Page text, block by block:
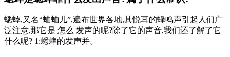
蟋蟀,又名“蛐蛐儿”,遍布世界各地,其悦耳的蜂鸣声引起人们广
泛注意,那它是 怎么 发声的呢?除了它的声音,我们还了解了它
什么呢? 1:蟋蟀的发声并。